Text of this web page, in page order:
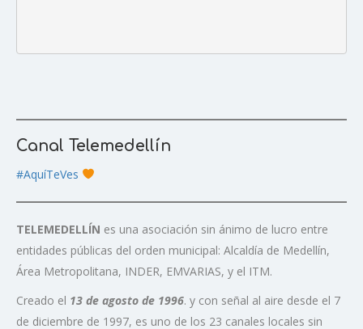
Canal Telemedellín
#AquíTeVes
TELEMEDELLÍN es una asociación sin ánimo de lucro entre
entidades públicas del orden municipal: Alcaldía de Medellín,
Área Metropolitana, INDER, EMVARIAS, y el ITM.
Creado el 13 de agosto de 1996. y con señal al aire desde el 7
de diciembre de 1997, es uno de los 23 canales locales sin